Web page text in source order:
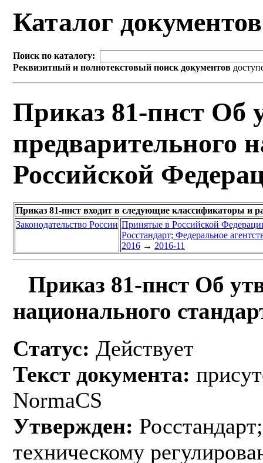
Каталог
Поиск по каталогу:
Реквизитный и полнотекстовый поиск документов
Приказ 81-пнст Об
предварительного
Российской
Приказ 81-пнст входит в следующие классификаторы и
Законодательство России Принятые в Российской
Росстандарт; Федеральное
2016 → 2016-11
Приказ 81-пнст Об
национального
Статус: Действует
Текст документа:
NormaCS
Утвержден:
техническому